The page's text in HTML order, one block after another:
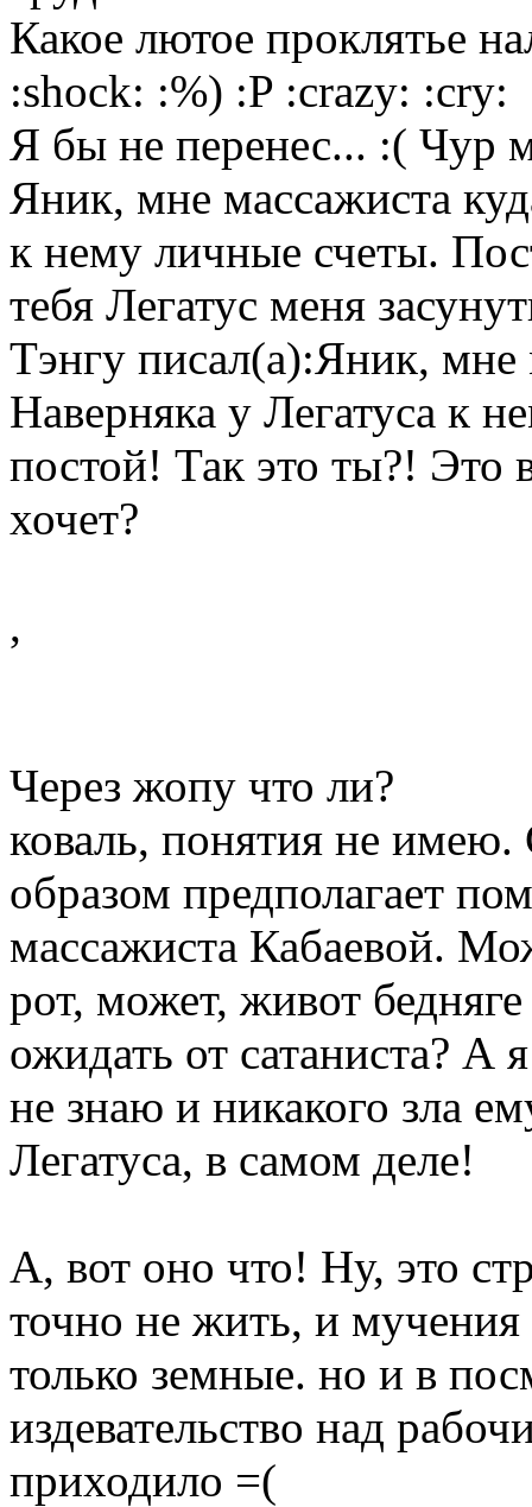
Какое лютое проклятье
:shock: :%) :P :crazy: :cry:
Я бы не перенес... :( Чур
Яник, мне массажиста
к нему личные счеты.
тебя Легатус меня
Тэнгу писал(а):Яник, мне
Наверняка у Легатуса к
постой! Так это ты?! Это
хочет?
,
Через жопу что ли?
коваль, понятия не
образом предполагает
массажиста Кабаевой.
рот, может, живот
ожидать от сатаниста? А
не знаю и никакого зла
Легатуса, в самом деле!
А, вот оно что! Ну, это
точно не жить, и
только земные. но и в
издевательство над
приходило =(